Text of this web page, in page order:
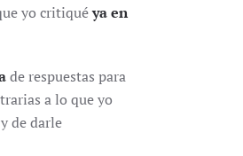
yo critiquéya en
de respuestas para
a lo que yo
de darle